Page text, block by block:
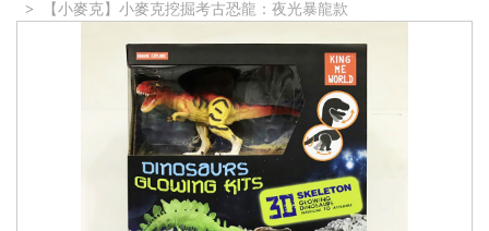
【小麥克】小麥克挖掘考古恐龍：夜光暴龍款